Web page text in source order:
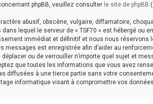
phpBB, veuillez consulter le site de phpBB
abusif, obscène, vulgaire, diffamatoire,
lequel le serveur de « TSF70 » est hébergé ou
immédiat et définitif et nous nous réservons
messages est enregistrée afin d’aider au
déplacer ou de verrouiller n’importe quel sujet et
que toutes les informations que vous avez
diffusées à une tierce partie sans votre
informatique visant à compromettre vos données.